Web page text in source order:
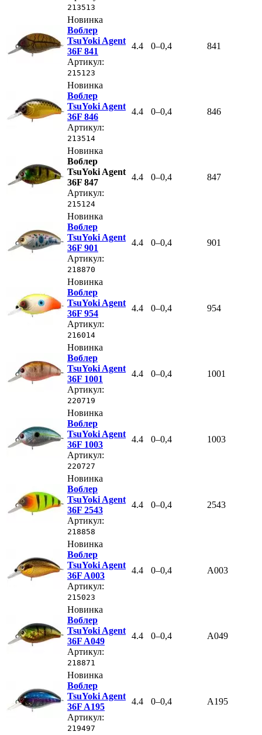
213513
Новинка
Воблер
TsuYoki Agent
36F 841
Артикул:
215123
4.4 0–0,4 841
Новинка
Воблер
TsuYoki Agent
36F 846
Артикул:
213514
4.4 0–0,4 846
Новинка
Воблер
TsuYoki Agent
36F 847
Артикул:
215124
4.4 0–0,4 847
Новинка
Воблер
TsuYoki Agent
36F 901
Артикул:
218870
4.4 0–0,4 901
Новинка
Воблер
TsuYoki Agent
36F 954
Артикул:
216014
4.4 0–0,4 954
Новинка
Воблер
TsuYoki Agent
36F 1001
Артикул:
220719
4.4 0–0,4 1001
Новинка
Воблер
TsuYoki Agent
36F 1003
Артикул:
220727
4.4 0–0,4 1003
Новинка
Воблер
TsuYoki Agent
36F 2543
Артикул:
218858
4.4 0–0,4 2543
Новинка
Воблер
TsuYoki Agent
36F A003
Артикул:
215023
4.4 0–0,4 A003
Новинка
Воблер
TsuYoki Agent
36F A049
Артикул:
218871
4.4 0–0,4 A049
Новинка
Воблер
TsuYoki Agent
36F A195
Артикул:
219497
4.4 0–0,4 A195